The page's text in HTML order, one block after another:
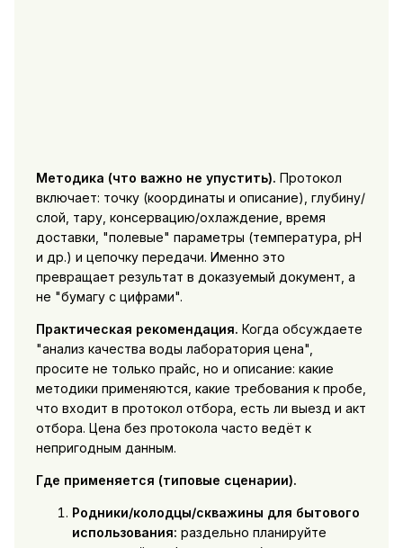
Методика (что важно не упустить). Протокол
включает: точку (координаты и описание), глубину/
слой, тару, консервацию/охлаждение, время
доставки, "полевые" параметры (температура, pH
и др.) и цепочку передачи. Именно это
превращает результат в доказуемый документ, а
не "бумагу с цифрами".
Практическая рекомендация. Когда обсуждаете
"анализ качества воды лаборатория цена",
просите не только прайс, но и описание: какие
методики применяются, какие требования к пробе,
что входит в протокол отбора, есть ли выезд и акт
отбора. Цена без протокола часто ведёт к
непригодным данным.
Где применяется (типовые сценарии).
Родники/колодцы/скважины для бытового
использования: раздельно планируйте